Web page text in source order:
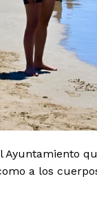
Ayuntamiento
a los